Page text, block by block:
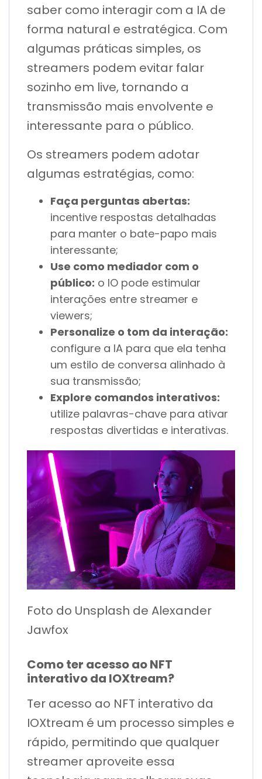
saber como interagir com a IA de
forma natural e estratégica. Com
algumas práticas simples, os
streamers podem evitar falar
sozinho em live, tornando a
transmissão mais envolvente e
interessante para o público.
Os streamers podem adotar
algumas estratégias, como:
Faça perguntas abertas:
incentive respostas detalhadas
para manter o bate-papo mais
interessante;
Use como mediador com o
público: o IO pode estimular
interações entre streamer e
viewers;
Personalize o tom da interação:
configure a IA para que ela tenha
um estilo de conversa alinhado à
sua transmissão;
Explore comandos interativos:
utilize palavras-chave para ativar
respostas divertidas e interativas.
Foto do Unsplash de Alexander
Jawfox
Como ter acesso ao NFT
interativo da IOXtream?
Ter acesso ao NFT interativo da
IOXtream é um processo simples e
rápido, permitindo que qualquer
streamer aproveite essa